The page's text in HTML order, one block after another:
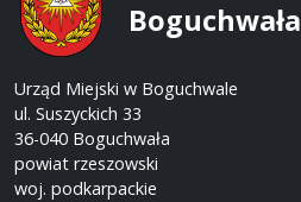
Boguchwała
Urząd Miejski w Boguchwale
ul. Suszyckich 33
36-040 Boguchwała
powiat rzeszowski
woj. podkarpackie